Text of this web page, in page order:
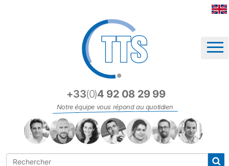
+33(0)4 92 08 29 99
Notre équipe vous répond au quotidien